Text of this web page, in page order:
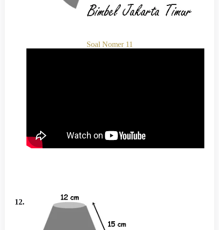
Soal Nomer 11
12.